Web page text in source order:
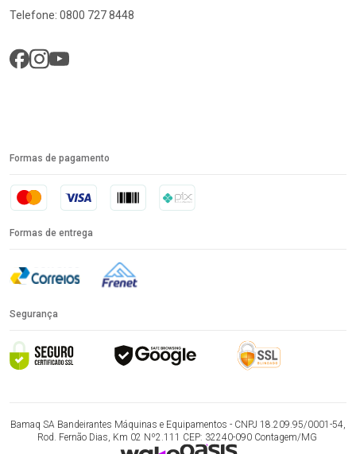
Telefone: 0800 727 8448
Formas de pagamento
Formas de entrega
Segurança
Bamaq SA Bandeirantes Máquinas e Equipamentos - CNPJ 18.209.95/0001-54,
Rod. Fernão Dias, Km 02 Nº2.111 CEP: 32240-090 Contagem/MG